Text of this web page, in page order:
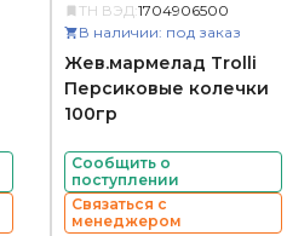
ТН ВЭД: 1704906500
В наличии: под заказ
Жев.мармелад Trolli
Персиковые колечки
100гр
Сообщить о
поступлении
Связаться с
менеджером